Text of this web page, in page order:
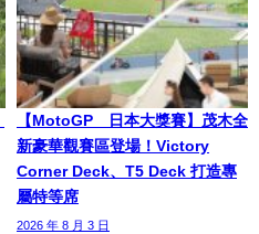
【MotoGP™日本大獎賽】茂木全
新豪華觀賽區登場！Victory
Corner Deck、T5 Deck 打造專
屬特等席
2026 年 8 月 3 日